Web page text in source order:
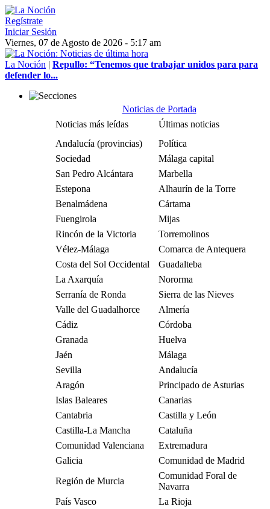
Regístrate
Iniciar Sesión
Viernes, 07 de Agosto de 2026 - 5:17 am
La Noción | Repullo: “Tenemos que trabajar unidos para para
defender lo...
Noticias de Portada
Noticias más leídas
Últimas noticias
Andalucía (provincias)
Política
Sociedad
Málaga capital
San Pedro Alcántara
Marbella
Estepona
Alhaurín de la Torre
Benalmádena
Cártama
Fuengirola
Mijas
Rincón de la Victoria
Torremolinos
Vélez-Málaga
Comarca de Antequera
Costa del Sol Occidental
Guadalteba
La Axarquía
Nororma
Serranía de Ronda
Sierra de las Nieves
Valle del Guadalhorce
Almería
Cádiz
Córdoba
Granada
Huelva
Jaén
Málaga
Sevilla
Andalucía
Aragón
Principado de Asturias
Islas Baleares
Canarias
Cantabria
Castilla y León
Castilla-La Mancha
Cataluña
Comunidad Valenciana
Extremadura
Galicia
Comunidad de Madrid
Región de Murcia
Comunidad Foral de
Navarra
País Vasco
La Rioja